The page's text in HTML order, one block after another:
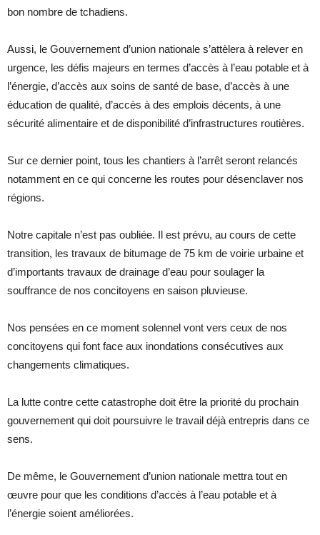
bon nombre de tchadiens.
Aussi, le Gouvernement d’union nationale s’attèlera à relever en
urgence, les défis majeurs en termes d’accès à l’eau potable et à
l’énergie, d’accès aux soins de santé de base, d’accès à une
éducation de qualité, d’accès à des emplois décents, à une
sécurité alimentaire et de disponibilité d’infrastructures routières.
Sur ce dernier point, tous les chantiers à l’arrêt seront relancés
notamment en ce qui concerne les routes pour désenclaver nos
régions.
Notre capitale n’est pas oubliée. Il est prévu, au cours de cette
transition, les travaux de bitumage de 75 km de voirie urbaine et
d’importants travaux de drainage d’eau pour soulager la
souffrance de nos concitoyens en saison pluvieuse.
Nos pensées en ce moment solennel vont vers ceux de nos
concitoyens qui font face aux inondations consécutives aux
changements climatiques.
La lutte contre cette catastrophe doit être la priorité du prochain
gouvernement qui doit poursuivre le travail déjà entrepris dans ce
sens.
De même, le Gouvernement d’union nationale mettra tout en
œuvre pour que les conditions d’accès à l’eau potable et à
l’énergie soient améliorées.